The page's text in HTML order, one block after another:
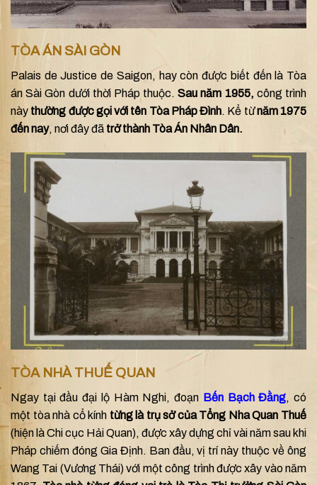
TÒA ÁN SÀI GÒN
Palais de Justice de Saigon, hay còn được biết đến là Tòa
án Sài Gòn dưới thời Pháp thuộc. Sau năm 1955, công trình
này thường được gọi với tên Tòa Pháp Đình. Kể từnăm 1975
đến nay, nơi đây đã trở thành Tòa Án Nhân Dân.
TÒA NHÀ THUẾ QUAN
Ngay tại đầu đại lộ Hàm Nghi, đoạn Bến Bạch Đằng, có
một tòa nhà cổ kính từng là trụ sở của Tổng Nha Quan Thuế
(hiện là Chi cục Hải Quan), được xây dựng chỉ vài năm sau khi
Pháp chiếm đóng Gia Định. Ban đầu, vị trí này thuộc về ông
Wang Tai (Vương Thái) với một công trình được xây vào năm